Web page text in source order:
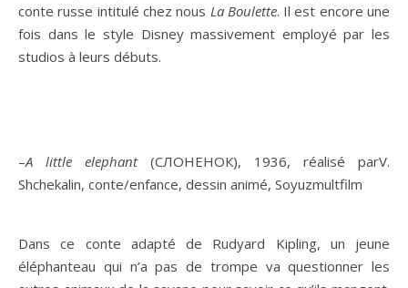
conte russe intitulé chez nous La Boulette. Il est encore une
fois dans le style Disney massivement employé par les
studios à leurs débuts.
–A little elephant(СЛОНЕНОК), 1936, réalisé parV.
Shchekalin, conte/enfance, dessin animé, Soyuzmultfilm
Dans ce conte adapté de Rudyard Kipling, un jeune
éléphanteau qui n’a pas de trompe va questionner les